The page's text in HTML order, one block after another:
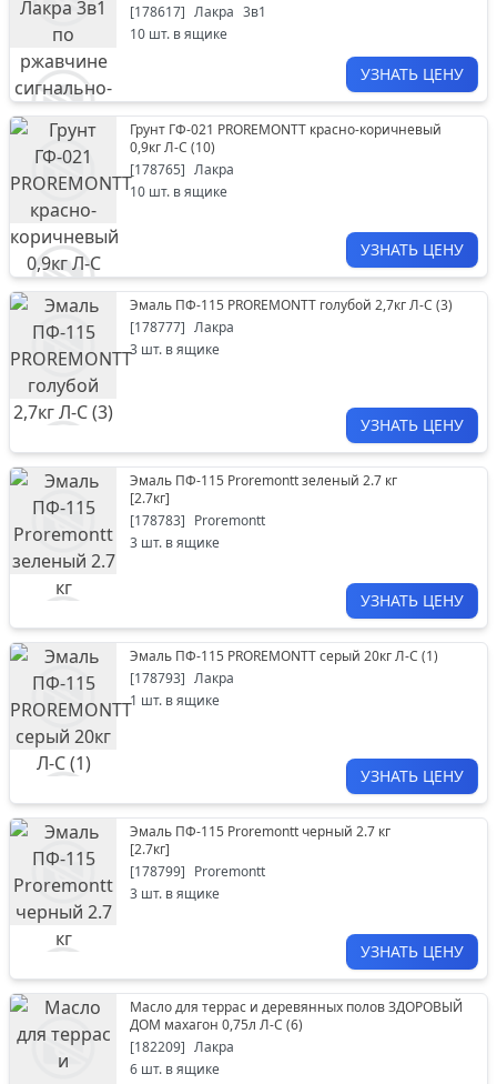
[178617] Лакра 3в1
10 шт. в ящике
УЗНАТЬ ЦЕНУ
Грунт ГФ-021 PROREMONTT красно-коричневый
0,9кг Л-С (10)
[178765] Лакра
10 шт. в ящике
УЗНАТЬ ЦЕНУ
Эмаль ПФ-115 PROREMONTT голубой 2,7кг Л-С (3)
[178777] Лакра
3 шт. в ящике
УЗНАТЬ ЦЕНУ
Эмаль ПФ-115 Proremontt зеленый 2.7 кг
[2.7кг]
[178783] Proremontt
3 шт. в ящике
УЗНАТЬ ЦЕНУ
Эмаль ПФ-115 PROREMONTT серый 20кг Л-С (1)
[178793] Лакра
1 шт. в ящике
УЗНАТЬ ЦЕНУ
Эмаль ПФ-115 Proremontt черный 2.7 кг
[2.7кг]
[178799] Proremontt
3 шт. в ящике
УЗНАТЬ ЦЕНУ
Масло для террас и деревянных полов ЗДОРОВЫЙ
ДОМ махагон 0,75л Л-С (6)
[182209] Лакра
6 шт. в ящике